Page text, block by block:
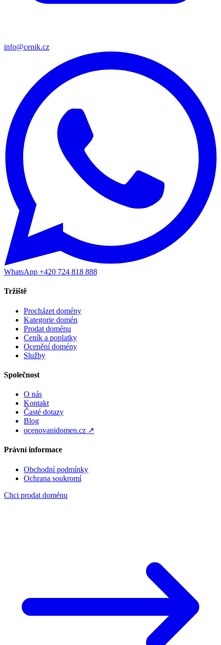
info@cenik.cz
WhatsApp +420 724 818 888
Tržiště
Procházet domény
Kategorie domén
Prodat doménu
Ceník a poplatky
Ocenění domény
Služby
Společnost
O nás
Kontakt
Časté dotazy
Blog
ocenovanidomen.cz ↗
Právní informace
Obchodní podmínky
Ochrana soukromí
Chci prodat doménu